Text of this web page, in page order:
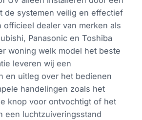
de systemen veilig en effectief
officieel dealer van merken als
Panasonic en Toshiba
woning welk model het beste
leveren wij een
en uitleg over het bedienen
handelingen zoals het
knop voor ontvochtigt of het
een luchtzuiveringsstand